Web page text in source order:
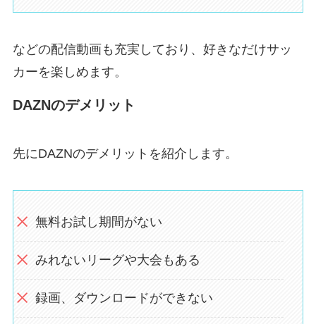
などの配信動画も充実しており、好きなだけサッ
カーを楽しめます。
DAZNのデメリット
先にDAZNのデメリットを紹介します。
無料お試し期間がない
みれないリーグや大会もある
録画、ダウンロードができない